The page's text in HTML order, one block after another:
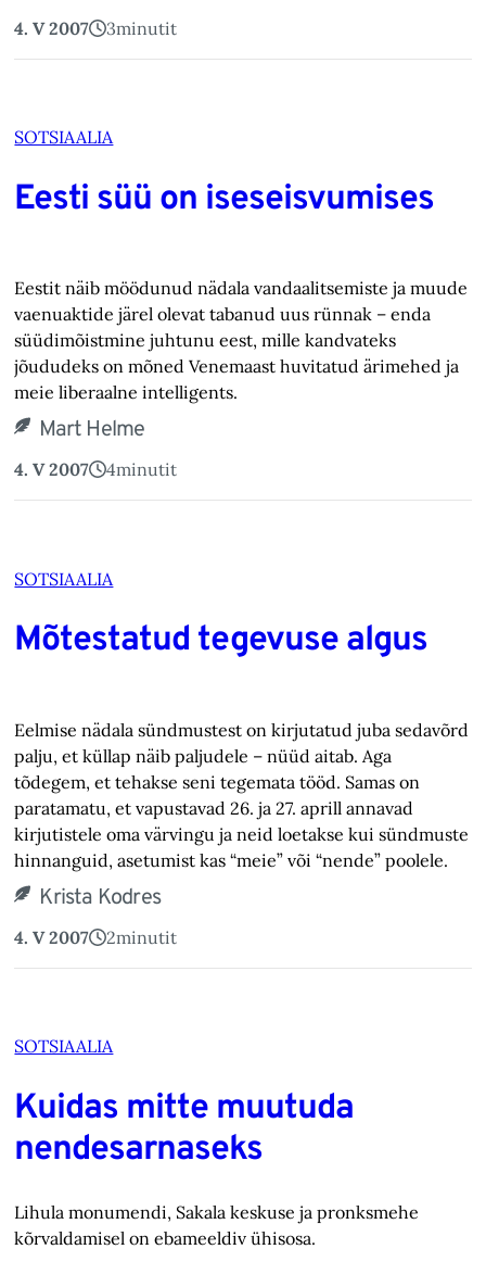
4. V 2007 3minutit
SOTSIAALIA
Eesti süü on iseseisvumises
Eestit näib möödunud nädala vandaalitsemiste ja muude
vaenuaktide järel olevat tabanud uus rünnak – enda
süüdimõistmine juhtunu eest, mille kandvateks
jõududeks on mõned Venemaast huvitatud ärimehed ja
meie liberaalne intelligents.
Mart Helme
4. V 2007 4minutit
SOTSIAALIA
Mõtestatud tegevuse algus
Eelmise nädala sündmustest on kirjutatud juba sedavõrd
palju, et küllap näib paljudele – nüüd aitab. Aga
tõdegem, et tehakse seni tegemata tööd. Samas on
paratamatu, et vapustavad 26. ja 27. aprill annavad
kirjutistele oma värvingu ja neid loetakse kui sündmuste
hinnanguid, asetumist kas “meie” või “nende” poolele.
Krista Kodres
4. V 2007 2minutit
SOTSIAALIA
Kuidas mitte muutuda
nendesarnaseks
Lihula monumendi, Sakala keskuse ja pronksmehe
kõrvaldamisel on ebameeldiv ühisosa.